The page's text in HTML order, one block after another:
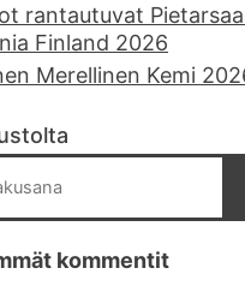
rantautuvat
Finland 2026
Merellinen Kemi
kommentit